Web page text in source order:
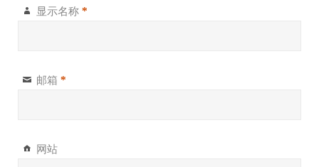
显示名称 *
邮箱 *
网站